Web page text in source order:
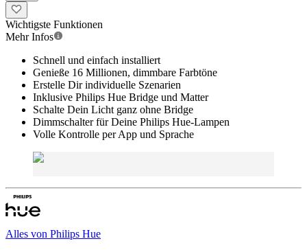
Wichtigste Funktionen
Mehr Infos
Schnell und einfach installiert
Genieße 16 Millionen, dimmbare Farbtöne
Erstelle Dir individuelle Szenarien
Inklusive Philips Hue Bridge und Matter
Schalte Dein Licht ganz ohne Bridge
Dimmschalter für Deine Philips Hue-Lampen
Volle Kontrolle per App und Sprache
Alles von Philips Hue